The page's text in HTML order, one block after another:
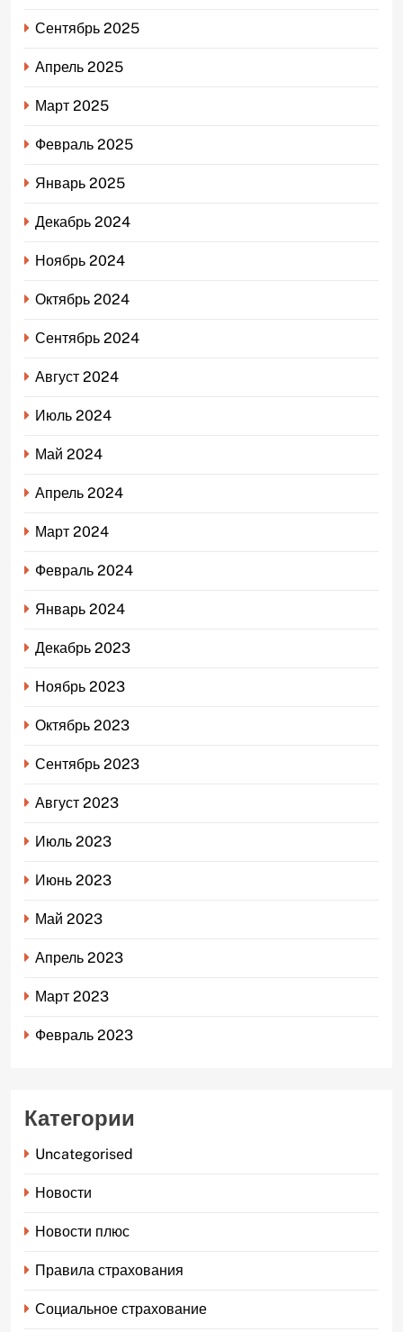
Сентябрь 2025
Апрель 2025
Март 2025
Февраль 2025
Январь 2025
Декабрь 2024
Ноябрь 2024
Октябрь 2024
Сентябрь 2024
Август 2024
Июль 2024
Май 2024
Апрель 2024
Март 2024
Февраль 2024
Январь 2024
Декабрь 2023
Ноябрь 2023
Октябрь 2023
Сентябрь 2023
Август 2023
Июль 2023
Июнь 2023
Май 2023
Апрель 2023
Март 2023
Февраль 2023
Категории
Uncategorised
Новости
Новости плюс
Правила страхования
Социальное страхование